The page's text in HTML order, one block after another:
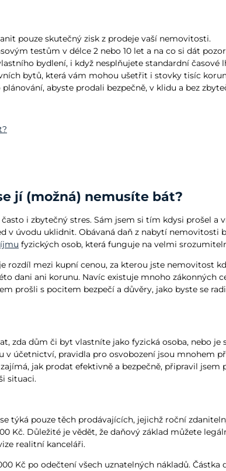
pouze skutečný zisk z prodeje vaší nemovitosti.
testům v délce 2 nebo 10 let a na co si dát
bydlení, i když nesplňujete standardní časové
bytů, která vám mohou ušetřit i stovky tisíc
abyste prodali bezpečně, v klidu a bez
jí (možná) nemusíte bát?
i zbytečný stres. Sám jsem si tím kdysi prošel a
v úvodu uklidnit. Obávaná daň z nabytí nemovitosti
fyzických osob, která funguje na velmi
rozdíl mezi kupní cenou, za kterou jste nemovitost
dani ani korunu. Navíc existuje mnoho zákonných
prošli s pocitem bezpečí a důvěry, jako byste se
zda dům či byt vlastníte jako fyzická osoba, nebo je
účetnictví, pravidla pro osvobození jsou mnohem
jak prodat efektivně a bezpečně, připravil jsem
situaci.
týká pouze těch prodávajících, jejichž roční
Kč. Důležité je vědět, že daňový základ můžete
realitní kanceláři.
Kč po odečtení všech uznatelných nákladů. Částka